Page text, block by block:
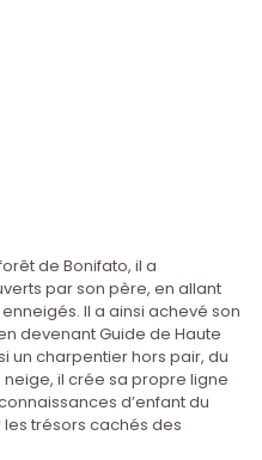
de Bonifato, il a
par son père, en allant
Il a ainsi achevé son
devenant Guide de Haute
un charpentier hors pair, du
neige, il crée sa propre ligne
d’enfant du
trésors cachés des